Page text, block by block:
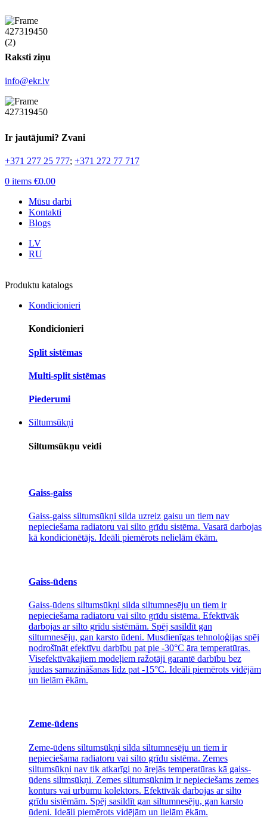
Raksti ziņu
info@ekr.lv
Ir jautājumi? Zvani
+371 277 25 777; +371 272 77 717
0 items €0.00
Mūsu darbi
Kontakti
Blogs
LV
RU
Produktu katalogs
Kondicionieri
Kondicionieri
Split sistēmas
Multi-split sistēmas
Piederumi
Siltumsūkņi
Siltumsūkņu veidi
Gaiss-gaiss
Gaiss-gaiss siltumsūkņi silda uzreiz gaisu un tiem nav
nepieciešama radiatoru vai silto grīdu sistēma. Vasarā darbojas
kā kondicionētājs. Ideāli piemērots nelielām ēkām.
Gaiss-ūdens
Gaiss-ūdens siltumsūkņi silda siltumnesēju un tiem ir
nepieciešama radiatoru vai silto grīdu sistēma. Efektīvāk
darbojas ar silto grīdu sistēmām. Spēj sasildīt gan
siltumnesēju, gan karsto ūdeni. Musdienīgas tehnoloģijas spēj
nodrošīnāt efektīvu darbību pat pie -30°C āra temperatūras.
Visefektīvākajiem modeļiem ražotāji garantē darbību bez
jaudas samazināšanas līdz pat -15°C. Ideāli piemērots vidējām
un lielām ēkām.
Zeme-ūdens
Zeme-ūdens siltumsūkņi silda siltumnesēju un tiem ir
nepieciešama radiatoru vai silto grīdu sistēma. Zemes
siltumsūkņi nav tik atkarīgi no ārejās temperatūras kā gaiss-
ūdens siltmsūkņi. Zemes siltumsūknim ir nepieciešams zemes
konturs vai urbumu kolektors. Efektīvāk darbojas ar silto
grīdu sistēmām. Spēj sasildīt gan siltumnesēju, gan karsto
ūdeni. Ideāli piemērots vidējām un lielām ēkām.